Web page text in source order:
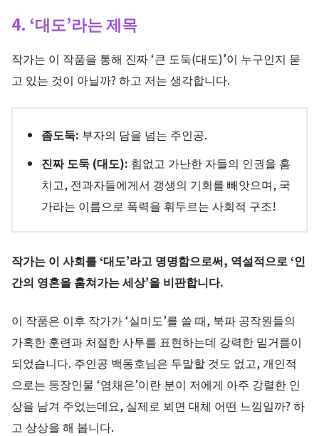
4. ‘대도’라는 제목
작가는 이 작품을 통해 진짜 ‘큰 도둑(대도)’이 누구인지 묻
고 있는 것이 아닐까? 하고 저는 생각합니다.
좀도둑: 부자의 담을 넘는 주인공.
진짜 도둑 (대도): 힘없고 가난한 자들의 인권을 훔
치고, 전과자들에게서 갱생의 기회를 빼앗으며, 국
가라는 이름으로 폭력을 휘두르는 사회적 구조!
작가는 이 사회를 ‘대도’라고 명명함으로써, 역설적으로 ‘인
간의 영혼을 훔쳐가는 세상’을 비판합니다.
이 작품은 이후 작가가 ‘실미도’를 쓸 때, 북파 공작원들의
가혹한 훈련과 처절한 사투를 표현하는데 강력한 밑거름이
되었습니다. 주인공 백동호님은 두말할 것도 없고, 개인적
으로는 등장인물 ‘염채은’이란 분이 저에게 아주 강렬한 인
상을 남겨 주었는데요, 실제로 뵈면 대체 어떤 느낌일까? 하
고 상상을 해 봅니다.